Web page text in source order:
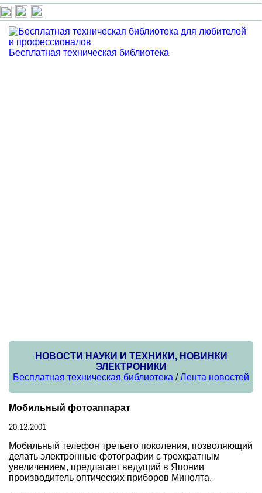
Бесплатная техническая библиотека
НОВОСТИ НАУКИ И ТЕХНИКИ, НОВИНКИ
ЭЛЕКТРОНИКИ
Бесплатная техническая библиотека /Лента новостей
Мобильный фотоаппарат
20.12.2001
Мобильный телефон третьего поколения, позволяющий
делать электронные фотографии с трехкратным
увеличением, предлагает ведущий в Японии
производитель оптических приборов Минолта.